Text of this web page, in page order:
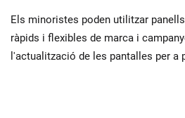
Els minoristes poden utilitzar
ràpids i flexibles de marca i
l'actualització de les pantalles per